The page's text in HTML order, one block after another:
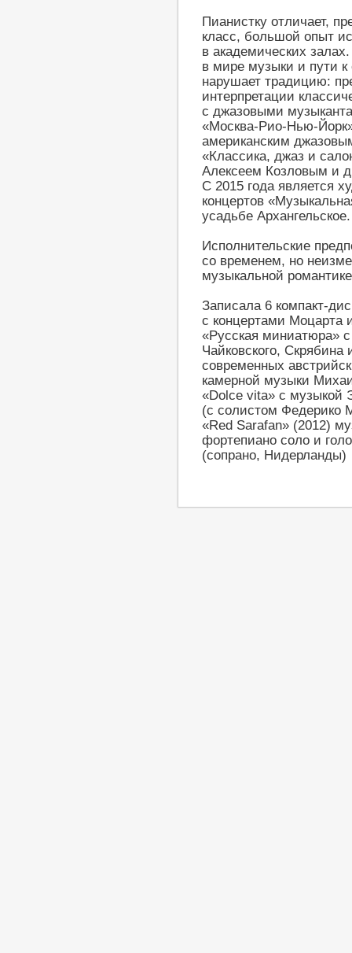
Пианистку отличает,
класс, большой опыт
в академических
в мире музыки и пути
нарушает традицию:
интерпретации
с джазовыми
«Москва-Рио-Нью-
американским
«Классика, джаз и
Алексеем Козловым и
С 2015 года является
концертов
усадьбе Архангельское.
Исполнительские
со временем, но
музыкальной
Записала 6 компакт-
с концертами Моцарта
«Русская миниатюра»
Чайковского, Скрябина
современных
камерной музыки
«Dolce vita» с музыкой
(с солистом Федерико
«Red Sarafan» (2012)
фортепиано соло и
(сопрано, Нидерланды)